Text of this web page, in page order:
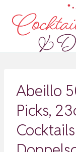
Inhalt
springen
Abeillo
Picks,